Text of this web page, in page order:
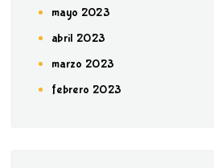
mayo 2023
abril 2023
marzo 2023
febrero 2023